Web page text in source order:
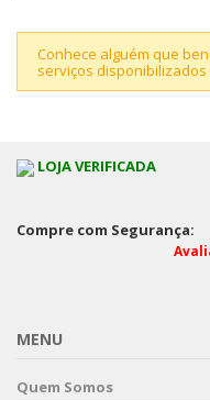
Conhece alguém que
serviços
LOJA VERIFICADA
Compre com Segurança:
MENU
Quem Somos